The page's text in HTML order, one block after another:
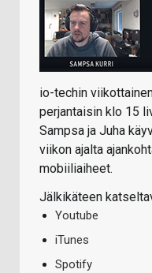
io-techin
perjantaisin klo 15
Sampsa ja Juha
viikon ajalta
mobiiliaiheet.
Jälkikäteen
Youtube
iTunes
Spotify